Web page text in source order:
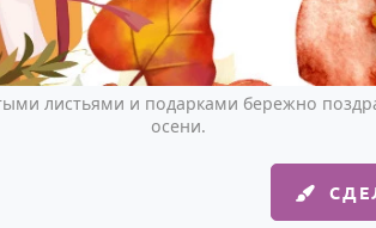
листьями и подарками бережно
осени.